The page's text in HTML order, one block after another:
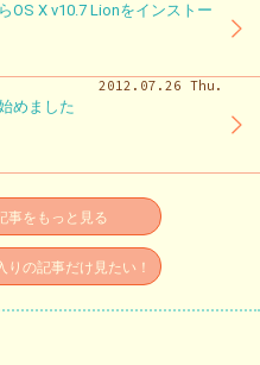
OS X v10.7 Lionをインストー
2012.07.26 Thu.
めました
事をもっと見る
の記事だけ見たい！